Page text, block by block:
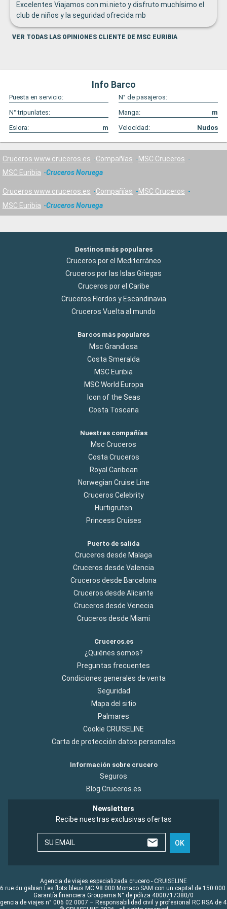
Excelentes Viajamos con mi.nieto y disfruto muchísimo el
club de niños y la seguridad ofrecida mb
VER TODAS LAS OPINIONES CLIENTE DE MSC EURIBIA
Info Barco
Puesta en servicio:
N° de pasajeros:
N° tripunlates:
Manga:
m
Eslora:
m Velocidad: Nudos
Cruceros www.cruceros.es Compañías
MSC Cruceros
MSC Euribia
Cruceros Noruega
Cruceros www.cruceros.es Compañías
MSC Cruceros
MSC Euribia
Cruceros Noruega
Destinos más populares
Cruceros por el Mediterráneo
Cruceros por las Islas Griegas
Cruceros por el Caribe
Cruceros Flordos y Escandinavia
Cruceros Vuelta al mundo
Barcos más populares
Msc Grandiosa
Costa Smeralda
MSC Euribia
MSC World Europa
Icon of the Seas
Costa Toscana
Nuestras compañías
Msc Cruceros
Costa Cruceros
Royal Caribean
Norwegian Cruise Line
Cruceros Celebrity
Hurtigruten
Princess Cruises
Puerto de salida
Cruceros desde Malaga
Cruceros desde Valencia
Cruceros desde Barcelona
Cruceros desde Alicante
Cruceros desde Venecia
Cruceros desde Miami
Cruceros.es
¿Quiénes somos?
Preguntas frecuentes
Condiciones generales de venta
Seguridad
Mapa del sitio
Palmares
Cookie CRUISELINE
Carta de protección datos personales
Información sobre crucero
Seguros
Blog Cruceros.es
Newsletters
Recibe nuestras exclusivas ofertas
SU EMAIL OK
Agencia de viajes especializada crucero - CRUISELINE
rue du gabian Les flots bleus MC 98 000 Monaco SAM con un capital de 150 000
Garantía financiera Groupama N° de póliza 4000717380/0
de viajes n° 006 02 0007 – Responsabilidad civil y profesional RC RSA de